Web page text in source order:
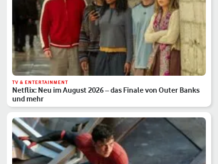
TV & ENTERTAINMENT
Netflix: Neu im August 2026 – das Finale von Outer Banks
und mehr